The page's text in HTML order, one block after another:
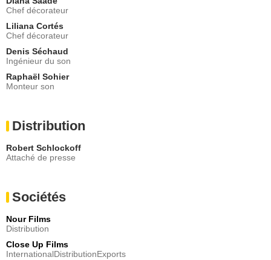
Chef décorateur
Liliana Cortés
Chef décorateur
Denis Séchaud
Ingénieur du son
Raphaël Sohier
Monteur son
Distribution
Robert Schlockoff
Attaché de presse
Sociétés
Nour Films
Distribution
Close Up Films
InternationalDistributionExports